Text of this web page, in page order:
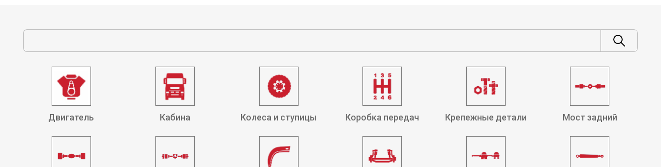
Двигатель Кабина Колеса и ступицы Коробка передач Крепежные детали Мост задний